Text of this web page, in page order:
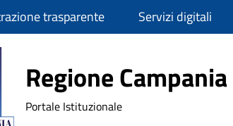
trasparente Servizi digitali
Regione
Regione Campania
Portale Istituzionale